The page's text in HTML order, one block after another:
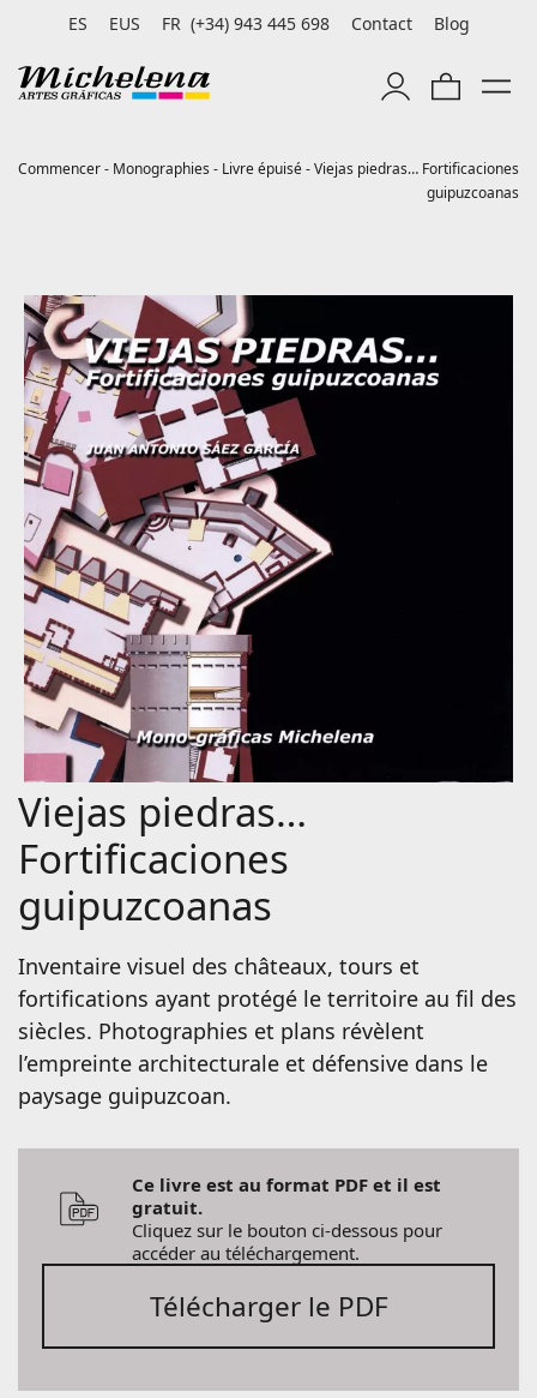
ES EUS FR (+34) 943 445 698 Contact Blog
Commencer- Monographies - Livre épuisé-Viejas piedras… Fortificaciones
guipuzcoanas
Viejas piedras…
Fortificaciones
guipuzcoanas
Inventaire visuel des châteaux, tours et
fortifications ayant protégé le territoire au fil des
siècles. Photographies et plans révèlent
l’empreinte architecturale et défensive dans le
paysage guipuzcoan.
Ce livre est au format PDF et il est
gratuit.
Cliquez sur le bouton ci-dessous pour
accéder au téléchargement.
Télécharger le PDF